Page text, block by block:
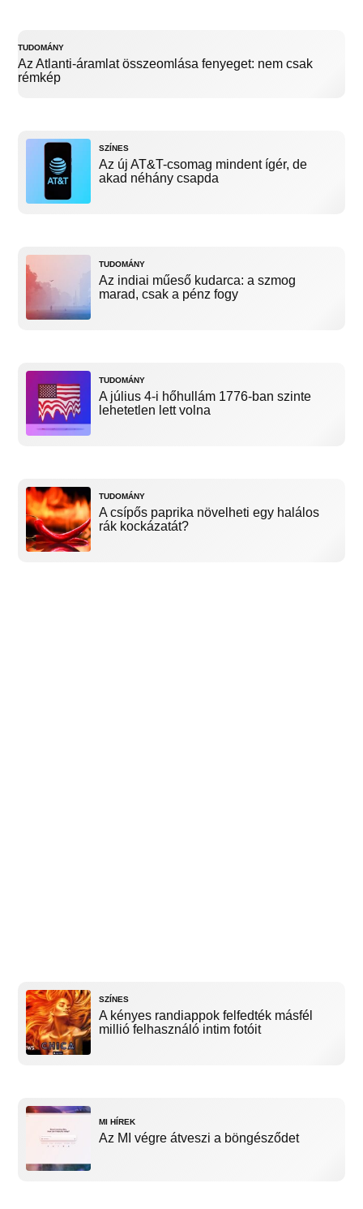
TUDOMÁNY
Az Atlanti-áramlat összeomlása fenyeget: nem csak
rémkép
SZÍNES
Az új AT&T-csomag mindent ígér, de
akad néhány csapda
TUDOMÁNY
Az indiai műeső kudarca: a szmog
marad, csak a pénz fogy
TUDOMÁNY
A július 4-i hőhullám 1776-ban szinte
lehetetlen lett volna
TUDOMÁNY
A csípős paprika növelheti egy halálos
rák kockázatát?
SZÍNES
A kényes randiappok felfedték másfél
millió felhasználó intim fotóit
MI HÍREK
Az MI végre átveszi a böngésződet